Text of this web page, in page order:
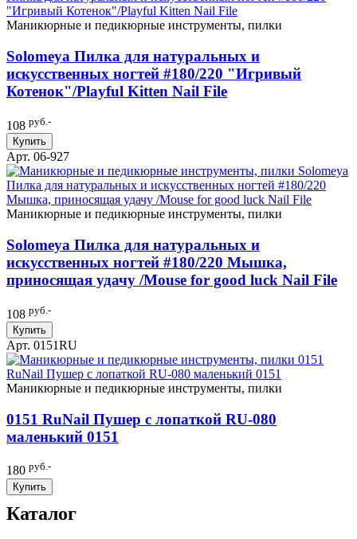
Маникюрные и педикюрные инструменты, пилки
Solomeya Пилка для натуральных и
искусственных ногтей #180/220 "Игривый
Котенок"/Playful Kitten Nail File
108 руб.-
Купить
Арт. 06-927
Маникюрные и педикюрные инструменты, пилки
Solomeya Пилка для натуральных и
искусственных ногтей #180/220 Мышка,
приносящая удачу /Mouse for good luck Nail File
108 руб.-
Купить
Арт. 0151RU
Маникюрные и педикюрные инструменты, пилки
0151 RuNail Пушер с лопаткой RU-080
маленький 0151
180 руб.-
Купить
Каталог